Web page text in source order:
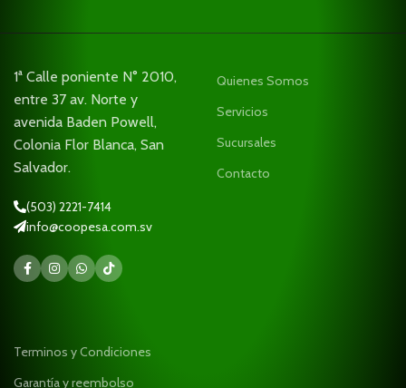
1ª Calle poniente N° 2010,
entre 37 av. Norte y
avenida Baden Powell,
Colonia Flor Blanca, San
Salvador.
(503) 2221-7414
info@coopesa.com.sv
Quienes Somos
Servicios
Sucursales
Contacto
Terminos y Condiciones
Garantía y reembolso